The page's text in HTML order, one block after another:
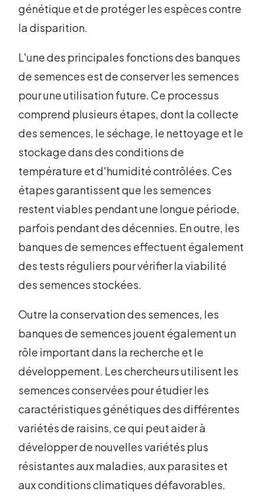
génétique et de protéger les espèces contre
la disparition.
L'une des principales fonctions des banques
de semences est de conserver les semences
pour une utilisation future. Ce processus
comprend plusieurs étapes, dont la collecte
des semences, le séchage, le nettoyage et le
stockage dans des conditions de
température et d'humidité contrôlées. Ces
étapes garantissent que les semences
restent viables pendant une longue période,
parfois pendant des décennies. En outre, les
banques de semences effectuent également
des tests réguliers pour vérifier la viabilité
des semences stockées.
Outre la conservation des semences, les
banques de semences jouent également un
rôle important dans la recherche et le
développement. Les chercheurs utilisent les
semences conservées pour étudier les
caractéristiques génétiques des différentes
variétés de raisins, ce qui peut aider à
développer de nouvelles variétés plus
résistantes aux maladies, aux parasites et
aux conditions climatiques défavorables.